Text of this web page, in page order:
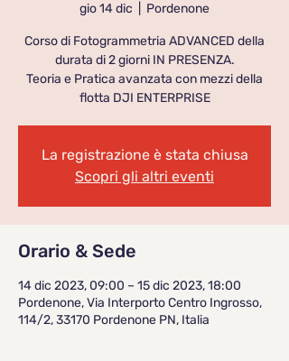
gio 14 dic Pordenone
Corso di Fotogrammetria ADVANCED della
durata di 2 giorni IN PRESENZA.
Teoria e Pratica avanzata con mezzi della
flotta DJI ENTERPRISE
La registrazione è stata chiusa
Scopri gli altri eventi
Orario & Sede
14 dic 2023, 09:00 – 15 dic 2023, 18:00
Pordenone, Via Interporto Centro Ingrosso,
114/2, 33170 Pordenone PN, Italia